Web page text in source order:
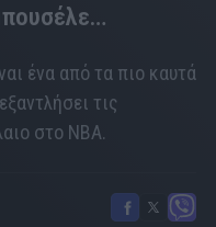
ένα από τα πιο καυτά
τις
στο ΝΒΑ.